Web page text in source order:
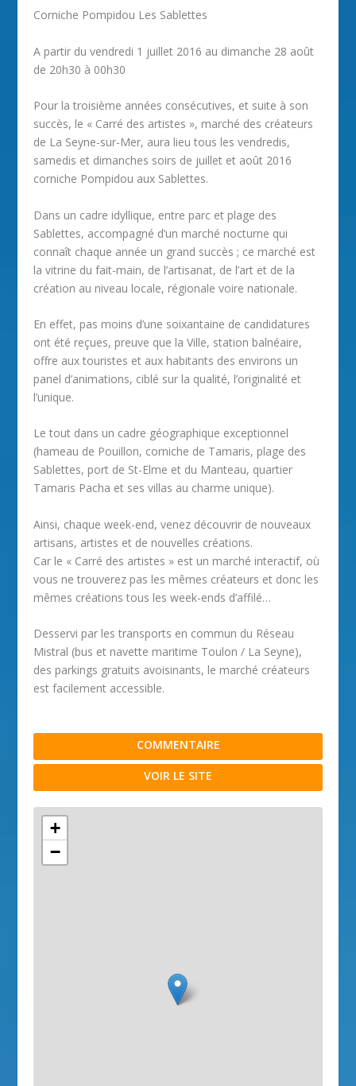
Corniche Pompidou Les Sablettes
A partir du vendredi 1 juillet 2016 au dimanche 28 août
de 20h30 à 00h30
Pour la troisième années consécutives, et suite à son
succès, le « Carré des artistes », marché des créateurs
de La Seyne-sur-Mer, aura lieu tous les vendredis,
samedis et dimanches soirs de juillet et août 2016
corniche Pompidou aux Sablettes.
Dans un cadre idyllique, entre parc et plage des
Sablettes, accompagné d’un marché nocturne qui
connaît chaque année un grand succès ; ce marché est
la vitrine du fait-main, de l’artisanat, de l’art et de la
création au niveau locale, régionale voire nationale.
En effet, pas moins d’une soixantaine de candidatures
ont été reçues, preuve que la Ville, station balnéaire,
offre aux touristes et aux habitants des environs un
panel d’animations, ciblé sur la qualité, l’originalité et
l’unique.
Le tout dans un cadre géographique exceptionnel
(hameau de Pouillon, corniche de Tamaris, plage des
Sablettes, port de St-Elme et du Manteau, quartier
Tamaris Pacha et ses villas au charme unique).
Ainsi, chaque week-end, venez découvrir de nouveaux
artisans, artistes et de nouvelles créations.
Car le « Carré des artistes » est un marché interactif, où
vous ne trouverez pas les mêmes créateurs et donc les
mêmes créations tous les week-ends d’affilé…
Desservi par les transports en commun du Réseau
Mistral (bus et navette maritime Toulon / La Seyne),
des parkings gratuits avoisinants, le marché créateurs
est facilement accessible.
COMMENTAIRE
VOIR LE SITE
+
−